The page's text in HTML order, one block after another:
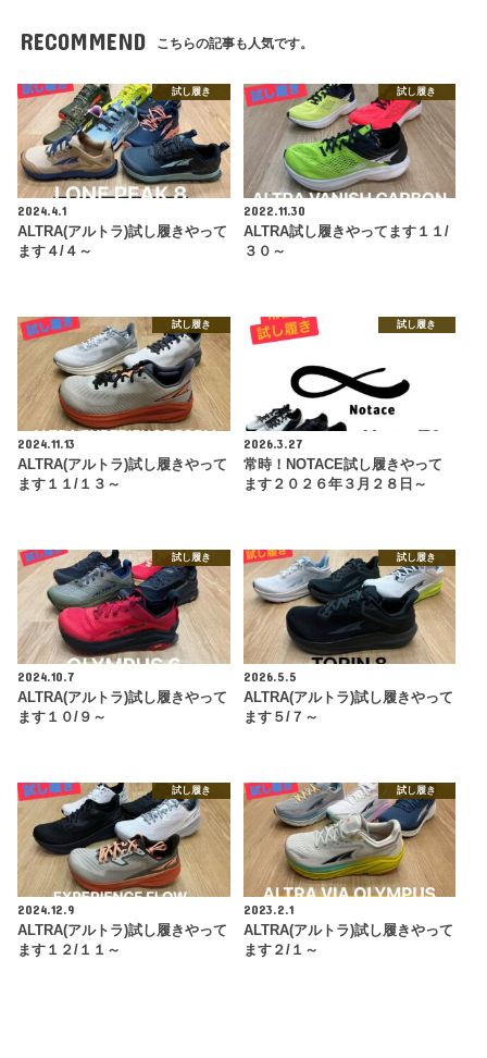
RECOMMEND こちらの記事も人気です。
試し履き
2024.4.1
ALTRA(アルトラ)試し履きやって
ます４/４～
試し履き
2022.11.30
ALTRA試し履きやってます１１/
３０～
試し履き
2024.11.13
ALTRA(アルトラ)試し履きやって
ます１１/１３～
試し履き
2026.3.27
常時！NOTACE試し履きやって
ます２０２６年３月２８日～
試し履き
2024.10.7
ALTRA(アルトラ)試し履きやって
ます１０/９～
試し履き
2026.5.5
ALTRA(アルトラ)試し履きやって
ます５/７～
試し履き
2024.12.9
ALTRA(アルトラ)試し履きやって
ます１２/１１～
試し履き
2023.2.1
ALTRA(アルトラ)試し履きやって
ます２/１～